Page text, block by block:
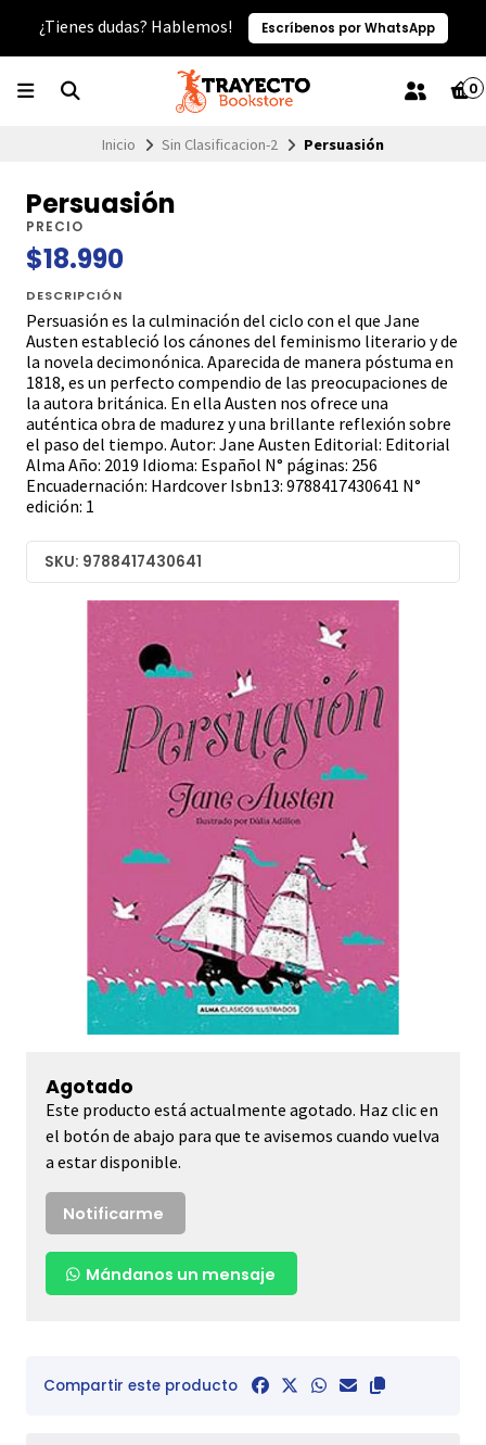
¿Tienes dudas? Hablemos! Escríbenos por WhatsApp
0
Inicio Sin Clasificacion-2 Persuasión
Persuasión
PRECIO
$18.990
DESCRIPCIÓN
Persuasión es la culminación del ciclo con el que Jane
Austen estableció los cánones del feminismo literario y de
la novela decimonónica. Aparecida de manera póstuma en
1818, es un perfecto compendio de las preocupaciones de
la autora británica. En ella Austen nos ofrece una
auténtica obra de madurez y una brillante reflexión sobre
el paso del tiempo. Autor: Jane Austen Editorial: Editorial
Alma Año: 2019 Idioma: Español N° páginas: 256
Encuadernación: Hardcover Isbn13: 9788417430641 N°
edición: 1
SKU: 9788417430641
Agotado
Este producto está actualmente agotado. Haz clic en
el botón de abajo para que te avisemos cuando vuelva
a estar disponible.
Notificarme
Mándanos un mensaje
Compartir este producto